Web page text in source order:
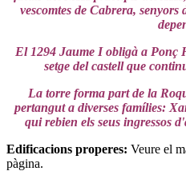
vescomtes de Cabrera,
El 1294 Jaume I obligà a Ponç
setge del castell que
La torre forma part de la
pertangut a diverses famílies:
qui rebien els seus ingressos
Edificacions properes: Veure el
pàgina.